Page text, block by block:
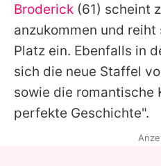
Broderick (61) scheint
anzukommen und
Platz ein. Ebenfalls in
sich die neue Staffel
sowie die romantische
perfekte Geschichte".